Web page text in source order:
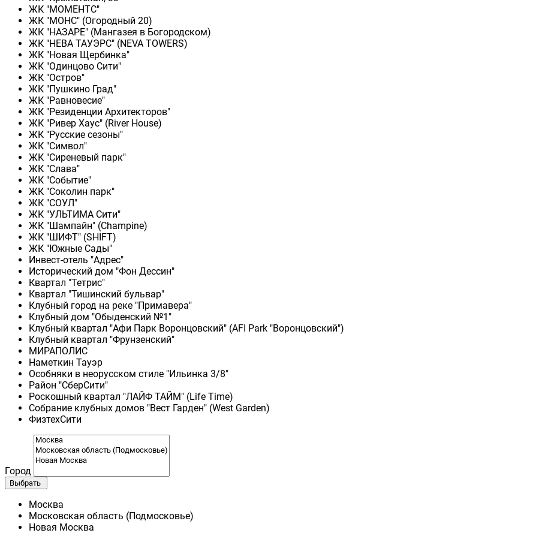
ЖК "МОМЕНТС"
ЖК "МОНС" (Огородный 20)
ЖК "НАЗАРЕ" (Мангазея в Богородском)
ЖК "НЕВА ТАУЭРС" (NEVA TOWERS)
ЖК "Новая Щербинка"
ЖК "Одинцово Сити"
ЖК "Остров"
ЖК "Пушкино Град"
ЖК "Равновесие"
ЖК "Резиденции Архитекторов"
ЖК "Ривер Хаус" (River Нouse)
ЖК "Русские сезоны"
ЖК "Символ"
ЖК "Сиреневый парк"
ЖК "Слава"
ЖК "Событие"
ЖК "Соколин парк"
ЖК "СОУЛ"
ЖК "УЛЬТИМА Сити"
ЖК "Шампайн" (Champine)
ЖК "ШИФТ" (SHIFT)
ЖК "Южные Сады"
Инвест-отель "Адрес"
Исторический дом "Фон Дессин"
Квартал "Тетрис"
Квартал "Тишинский бульвар"
Клубный город на реке "Примавера"
Клубный дом "Обыденский №1"
Клубный квартал "Афи Парк Воронцовский" (AFI Park "Воронцовский")
Клубный квартал "Фрунзенский"
МИРАПОЛИС
Наметкин Тауэр
Особняки в неорусском стиле "Ильинка 3/8"
Район "СберСити"
Роскошный квартал "ЛАЙФ ТАЙМ" (Life Time)
Собрание клубных домов "Вест Гарден" (West Garden)
ФизтехСити
Город
Выбрать
Москва
Московская область (Подмосковье)
Новая Москва